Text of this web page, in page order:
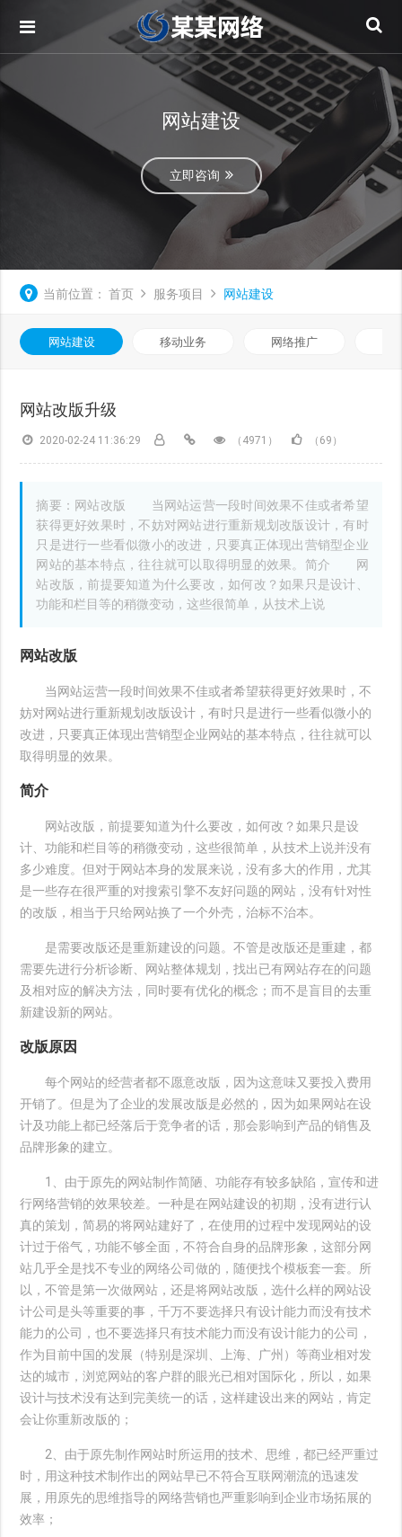
网站建设
立即咨询
当前位置： 首页 服务项目 网站建设
网站建设 移动业务 网络推广
网站改版升级
2020-02-24 11:36:29 （4971） （69）
摘要：网站改版 当网站运营一段时间效果不佳或者希望
获得更好效果时，不妨对网站进行重新规划改版设计，有时
只是进行一些看似微小的改进，只要真正体现出营销型企业
网站的基本特点，往往就可以取得明显的效果。简介 网
站改版，前提要知道为什么要改，如何改？如果只是设计、
功能和栏目等的稍微变动，这些很简单，从技术上说
网站改版
当网站运营一段时间效果不佳或者希望获得更好效果时，不
妨对网站进行重新规划改版设计，有时只是进行一些看似微小的
改进，只要真正体现出营销型企业网站的基本特点，往往就可以
取得明显的效果。
简介
网站改版，前提要知道为什么要改，如何改？如果只是设
计、功能和栏目等的稍微变动，这些很简单，从技术上说并没有
多少难度。但对于网站本身的发展来说，没有多大的作用，尤其
是一些存在很严重的对搜索引擎不友好问题的网站，没有针对性
的改版，相当于只给网站换了一个外壳，治标不治本。
是需要改版还是重新建设的问题。不管是改版还是重建，都
需要先进行分析诊断、网站整体规划，找出已有网站存在的问题
及相对应的解决方法，同时要有优化的概念；而不是盲目的去重
新建设新的网站。
改版原因
每个网站的经营者都不愿意改版，因为这意味又要投入费用
开销了。但是为了企业的发展改版是必然的，因为如果网站在设
计及功能上都已经落后于竞争者的话，那会影响到产品的销售及
品牌形象的建立。
1、由于原先的网站制作简陋、功能存有较多缺陷，宣传和进
行网络营销的效果较差。一种是在网站建设的初期，没有进行认
真的策划，简易的将网站建好了，在使用的过程中发现网站的设
计过于俗气，功能不够全面，不符合自身的品牌形象，这部分网
站几乎全是找不专业的网络公司做的，随便找个模板套一套。所
以，不管是第一次做网站，还是将网站改版，选什么样的网站设
计公司是头等重要的事，千万不要选择只有设计能力而没有技术
能力的公司，也不要选择只有技术能力而没有设计能力的公司，
作为目前中国的发展（特别是深圳、上海、广州）等商业相对发
达的城市，浏览网站的客户群的眼光已相对国际化，所以，如果
设计与技术没有达到完美统一的话，这样建设出来的网站，肯定
会让你重新改版的；
2、由于原先制作网站时所运用的技术、思维，都已经严重过
时，用这种技术制作出的网站早已不符合互联网潮流的迅速发
展，用原先的思维指导的网络营销也严重影响到企业市场拓展的
效率；